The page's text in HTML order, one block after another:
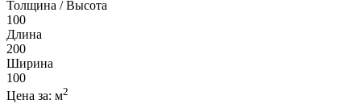
Толщина / Высота
100
Длина
200
Ширина
100
Цена за: м2